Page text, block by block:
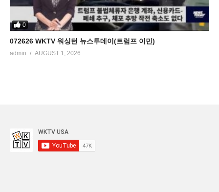
0
072626 WKTV 워싱턴 뉴스투데이(트럼프 이민)
admin AUGUST 1, 2026